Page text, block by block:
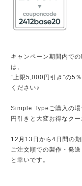
キャンペーン期間内で
は、
“上限5,000円引き”の5
ください♪
Simple Typeご購入の
円引きと大変お得なクー
12月13日から4日間の期
ご注文順での製作・発
と幸いです。